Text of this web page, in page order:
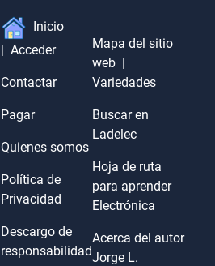
Inicio
|Acceder
Contactar
Pagar
Quienes somos
Política de
Privacidad
Descargo de
responsabilidad
Mapa del sitio
web |
Variedades
Buscar en
Ladelec
Hoja de ruta
para aprender
Electrónica
Acerca del autor
Jorge L.